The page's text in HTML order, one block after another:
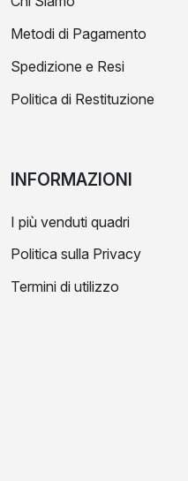
Metodi di Pagamento
Spedizione e Resi
Politica di Restituzione
INFORMAZIONI
I più venduti quadri
Politica sulla Privacy
Termini di utilizzo